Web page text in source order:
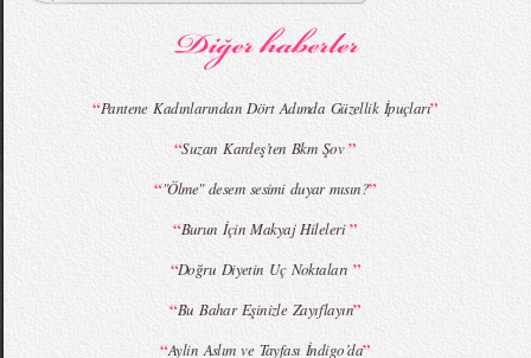
“Pantene Kadınlarından Dört Adımda Güzellik İpuçları”
“Suzan Kardeş’ten Bkm Şov”
“"Ölme" desem sesimi duyar mısın?”
“Burun İçin Makyaj Hileleri”
“Doğru Diyetin Uç Noktaları ”
“Bu Bahar Eşinizle Zayıflayın”
“Aylin Aslım ve Tayfası İndigo’da”